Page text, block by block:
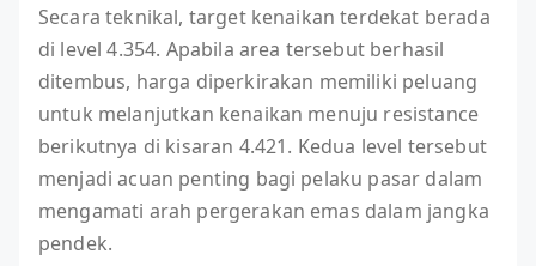
Secara teknikal, target kenaikan terdekat berada
di level 4.354. Apabila area tersebut berhasil
ditembus, harga diperkirakan memiliki peluang
untuk melanjutkan kenaikan menuju resistance
berikutnya di kisaran 4.421. Kedua level tersebut
menjadi acuan penting bagi pelaku pasar dalam
mengamati arah pergerakan emas dalam jangka
pendek.